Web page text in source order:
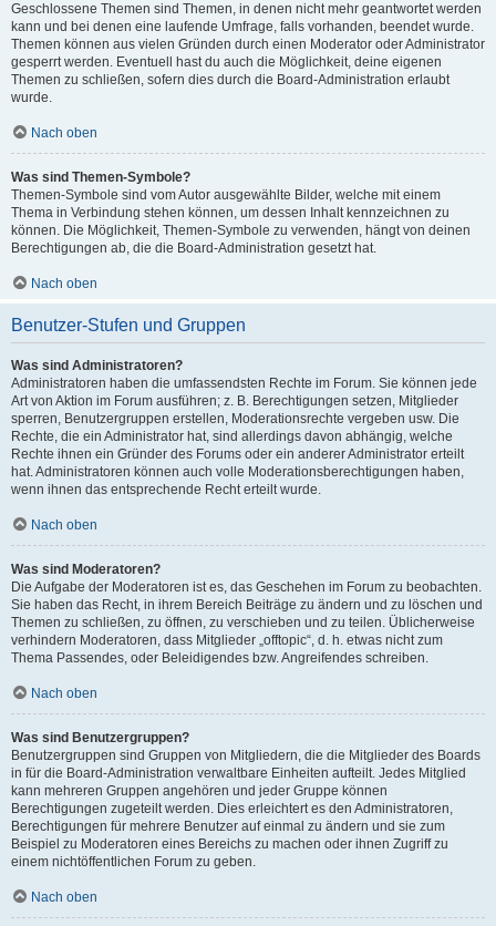
Geschlossene Themen sind Themen, in denen nicht mehr geantwortet werden
kann und bei denen eine laufende Umfrage, falls vorhanden, beendet wurde.
Themen können aus vielen Gründen durch einen Moderator oder Administrator
gesperrt werden. Eventuell hast du auch die Möglichkeit, deine eigenen
Themen zu schließen, sofern dies durch die Board-Administration erlaubt
wurde.
Nach oben
Was sind Themen-Symbole?
Themen-Symbole sind vom Autor ausgewählte Bilder, welche mit einem
Thema in Verbindung stehen können, um dessen Inhalt kennzeichnen zu
können. Die Möglichkeit, Themen-Symbole zu verwenden, hängt von deinen
Berechtigungen ab, die die Board-Administration gesetzt hat.
Nach oben
Benutzer-Stufen und Gruppen
Was sind Administratoren?
Administratoren haben die umfassendsten Rechte im Forum. Sie können jede
Art von Aktion im Forum ausführen; z. B. Berechtigungen setzen, Mitglieder
sperren, Benutzergruppen erstellen, Moderationsrechte vergeben usw. Die
Rechte, die ein Administrator hat, sind allerdings davon abhängig, welche
Rechte ihnen ein Gründer des Forums oder ein anderer Administrator erteilt
hat. Administratoren können auch volle Moderationsberechtigungen haben,
wenn ihnen das entsprechende Recht erteilt wurde.
Nach oben
Was sind Moderatoren?
Die Aufgabe der Moderatoren ist es, das Geschehen im Forum zu beobachten.
Sie haben das Recht, in ihrem Bereich Beiträge zu ändern und zu löschen und
Themen zu schließen, zu öffnen, zu verschieben und zu teilen. Üblicherweise
verhindern Moderatoren, dass Mitglieder „offtopic“, d. h. etwas nicht zum
Thema Passendes, oder Beleidigendes bzw. Angreifendes schreiben.
Nach oben
Was sind Benutzergruppen?
Benutzergruppen sind Gruppen von Mitgliedern, die die Mitglieder des Boards
in für die Board-Administration verwaltbare Einheiten aufteilt. Jedes Mitglied
kann mehreren Gruppen angehören und jeder Gruppe können
Berechtigungen zugeteilt werden. Dies erleichtert es den Administratoren,
Berechtigungen für mehrere Benutzer auf einmal zu ändern und sie zum
Beispiel zu Moderatoren eines Bereichs zu machen oder ihnen Zugriff zu
einem nichtöffentlichen Forum zu geben.
Nach oben